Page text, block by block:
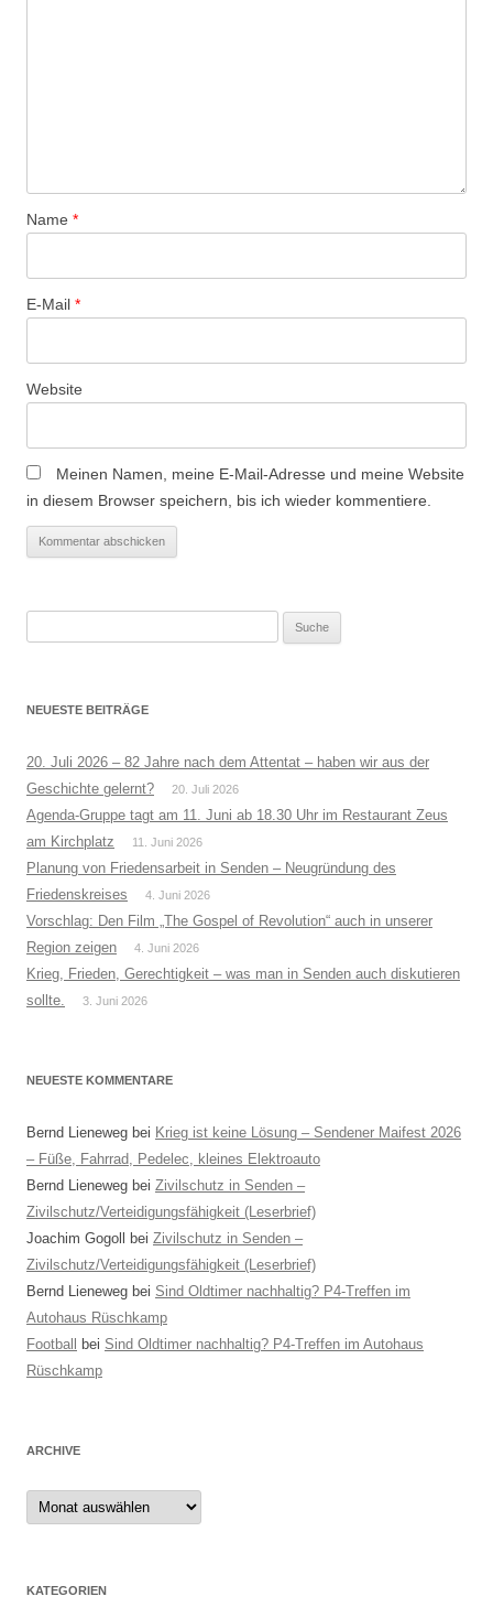
i
n
Name *
E-Mail *
Website
Meinen Namen, meine E-Mail-Adresse und meine Website
in diesem Browser speichern, bis ich wieder kommentiere.
NEUESTE BEITRÄGE
20. Juli 2026 – 82 Jahre nach dem Attentat – haben wir aus der
Geschichte gelernt?
20. Juli 2026
Agenda-Gruppe tagt am 11. Juni ab 18.30 Uhr im Restaurant Zeus
am Kirchplatz
11. Juni 2026
Planung von Friedensarbeit in Senden – Neugründung des
Friedenskreises
4. Juni 2026
Vorschlag: Den Film „The Gospel of Revolution“ auch in unserer
Region zeigen
4. Juni 2026
Krieg, Frieden, Gerechtigkeit – was man in Senden auch diskutieren
sollte.
3. Juni 2026
NEUESTE KOMMENTARE
Bernd Lieneweg bei Krieg ist keine Lösung – Sendener Maifest 2026
– Füße, Fahrrad, Pedelec, kleines Elektroauto
Bernd Lieneweg bei Zivilschutz in Senden –
Zivilschutz/Verteidigungsfähigkeit (Leserbrief)
Joachim Gogoll
bei Zivilschutz in Senden –
Zivilschutz/Verteidigungsfähigkeit (Leserbrief)
Bernd Lieneweg bei Sind Oldtimer nachhaltig? P4-Treffen im
Autohaus Rüschkamp
Football
bei Sind Oldtimer nachhaltig? P4-Treffen im Autohaus
Rüschkamp
ARCHIVE
Archive
KATEGORIEN